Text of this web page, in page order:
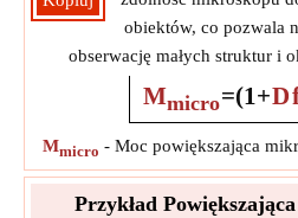
obiektów, co pozwala
obserwację małych struktur i
Mmicro=(1+D
Mmicro - Moc powiększająca
Przykład